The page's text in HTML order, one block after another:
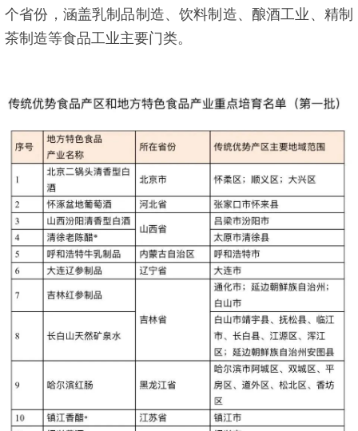
个省份，涵盖乳制品制造、饮料制造、酿酒工业、精制
茶制造等食品工业主要门类。